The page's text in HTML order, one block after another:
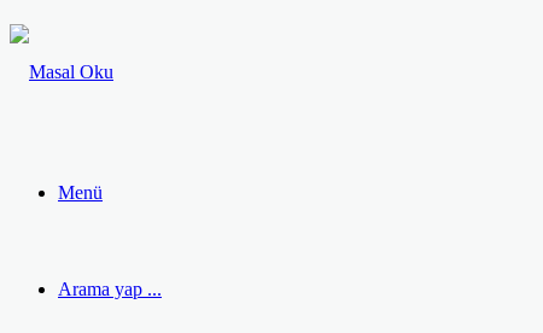
Menü
Arama yap ...